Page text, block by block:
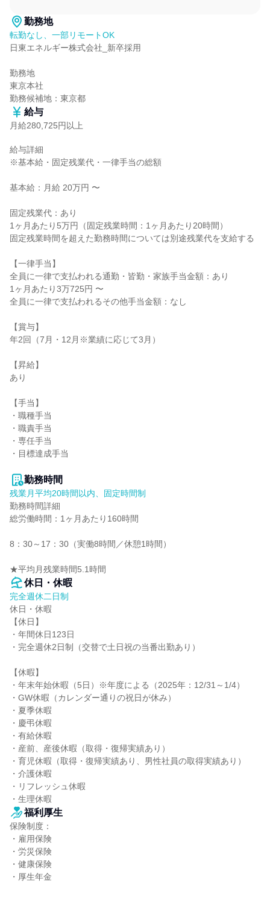
勤務地
転勤なし、一部リモートOK
日東エネルギー株式会社_新卒採用
勤務地
東京本社
勤務候補地：東京都
給与
月給280,725円以上
給与詳細
※基本給・固定残業代・一律手当の総額
基本給：月給 20万円 〜
固定残業代：あり
1ヶ月あたり5万円（固定残業時間：1ヶ月あたり20時間）
固定残業時間を超えた勤務時間については別途残業代を支給する
【一律手当】
全員に一律で支払われる通勤・皆勤・家族手当金額：あり
1ヶ月あたり3万725円 〜
全員に一律で支払われるその他手当金額：なし
【賞与】
年2回（7月・12月※業績に応じて3月）
【昇給】
あり
【手当】
・職種手当
・職責手当
・専任手当
・目標達成手当
勤務時間
残業月平均20時間以内、固定時間制
勤務時間詳細
総労働時間：1ヶ月あたり160時間
8：30～17：30（実働8時間／休憩1時間）
★平均月残業時間5.1時間
休日・休暇
完全週休二日制
休日・休暇
【休日】
・年間休日123日
・完全週休2日制（交替で土日祝の当番出勤あり）
【休暇】
・年末年始休暇（5日）※年度による（2025年：12/31～1/4）
・GW休暇（カレンダー通りの祝日が休み）
・夏季休暇
・慶弔休暇
・有給休暇
・産前、産後休暇（取得・復帰実績あり）
・育児休暇（取得・復帰実績あり、男性社員の取得実績あり）
・介護休暇
・リフレッシュ休暇
・生理休暇
福利厚生
保険制度：
・雇用保険
・労災保険
・健康保険
・厚生年金